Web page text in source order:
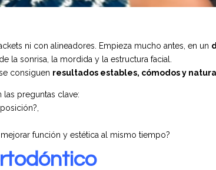
ni con alineadores. Empieza mucho antes, en un
la sonrisa, la mordida y la estructura facial.
consiguen resultados estables, cómodos y
las preguntas clave:
función y estética al mismo tiempo?